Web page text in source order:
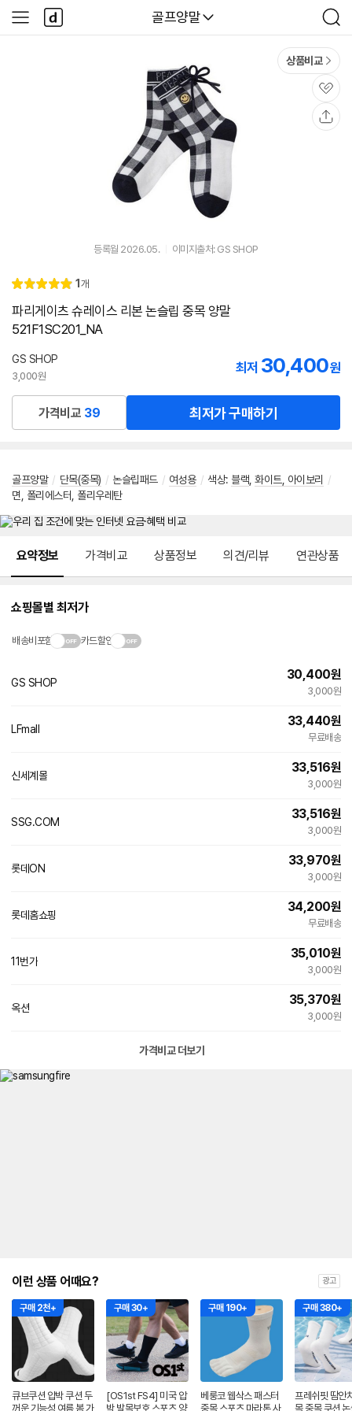
다나와
골프양말
검
색
사
이
다
나
와
상품비교
관
심
등록월 2026.05. 이미지출처: GS SHOP
별
점
5.
리
1 개
파리게이츠 슈레이스 리본 논슬립 중목 양말
521F1SC201_NA
GS SHOP
3,000원
최저 30,400원
가격비교 39 최저가 구매하기
골프양말 / 단목(중목) / 논슬립패드 / 여성용 / 색상: 블랙 화이트, 아이보리 /
면, 폴리에스터, 폴리우레탄
요약정보 가격비교 상품정보 의견/리뷰 연관상품
쇼핑몰별 최저가
배송비포함 카드할인
GS SHOP
30,400원
3,000원
LFmall
33,440원
무료배송
신세계몰
33,516원
3,000원
SSG.COM
33,516원
3,000원
롯데ON
33,970원
3,000원
롯데홈쇼핑
34,200원
무료배송
11번가
35,010원
3,000원
옥션
35,370원
3,000원
가격비교 더보기
이런 상품 어때요? 광고
구매 2천+
큐브쿠션 압박 쿠션 두
꺼운 기능성 여름 봄 가
구매 30+
[OS1st FS4] 미국 압
박 발목보호 스포츠 양
구매 190+
베룽코 웹삭스 패스터
중목 스포츠 마라톤 사
구매 380+
프레쉬핏 땀안
목 중목 쿠션